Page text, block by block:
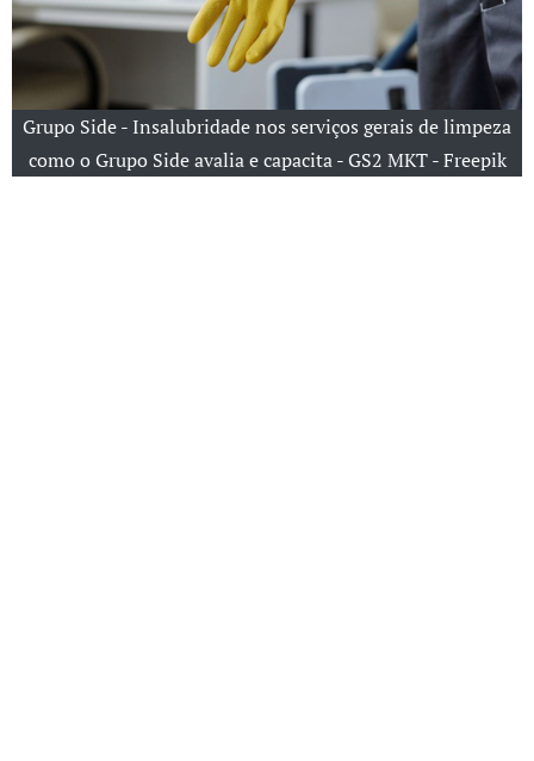
Grupo Side - Insalubridade nos serviços gerais de limpeza
como o Grupo Side avalia e capacita - GS2 MKT - Freepik